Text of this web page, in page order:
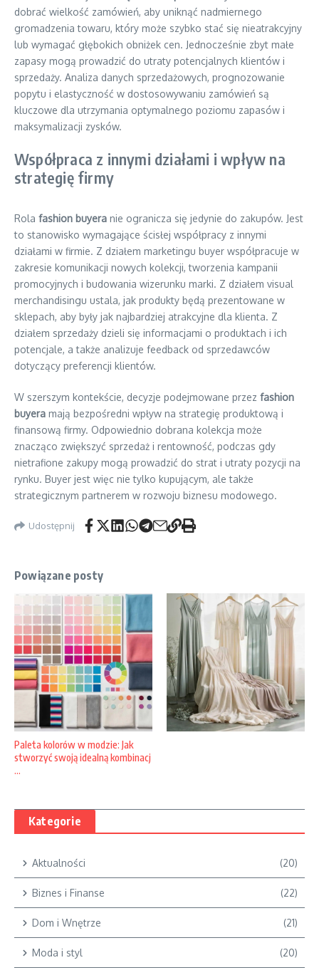
dobrać wielkość zamówień, aby uniknąć nadmiernego
gromadzenia towaru, który może szybko stać się nieatrakcyjny
lub wymagać głębokich obniżek cen. Jednocześnie zbyt małe
zapasy mogą prowadzić do utraty potencjalnych klientów i
sprzedaży. Analiza danych sprzedażowych, prognozowanie
popytu i elastyczność w dostosowywaniu zamówień są
kluczowe dla utrzymania optymalnego poziomu zapasów i
maksymalizacji zysków.
Współpraca z innymi działami i wpływ na
strategię firmy
Rola fashion buyera nie ogranicza się jedynie do zakupów. Jest
to stanowisko wymagające ścisłej współpracy z innymi
działami w firmie. Z działem marketingu buyer współpracuje w
zakresie komunikacji nowych kolekcji, tworzenia kampanii
promocyjnych i budowania wizerunku marki. Z działem visual
merchandisingu ustala, jak produkty będą prezentowane w
sklepach, aby były jak najbardziej atrakcyjne dla klienta. Z
działem sprzedaży dzieli się informacjami o produktach i ich
potencjale, a także analizuje feedback od sprzedawców
dotyczący preferencji klientów.
W szerszym kontekście, decyzje podejmowane przez fashion
buyera mają bezpośredni wpływ na strategię produktową i
finansową firmy. Odpowiednio dobrana kolekcja może
znacząco zwiększyć sprzedaż i rentowność, podczas gdy
nietrafione zakupy mogą prowadzić do strat i utraty pozycji na
rynku. Buyer jest więc nie tylko kupującym, ale także
strategicznym partnerem w rozwoju biznesu modowego.
Udostępnij
Powiązane posty
Paleta kolorów w modzie: Jak
stworzyć swoją idealną kombinacj
...
Kategorie
Aktualności (20)
Biznes i Finanse (22)
Dom i Wnętrze (21)
Moda i styl (20)